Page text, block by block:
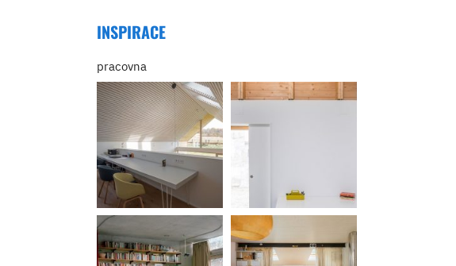
INSPIRACE
pracovna